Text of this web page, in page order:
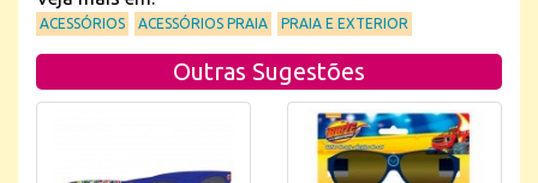
ACESSÓRIOS ACESSÓRIOS PRAIA PRAIA E EXTERIOR
Outras Sugestões